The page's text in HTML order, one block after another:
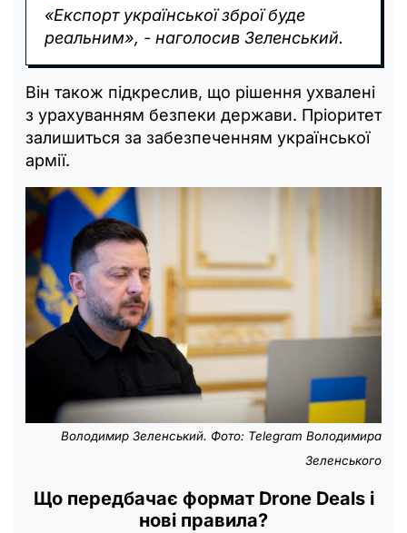
«Експорт української зброї буде
реальним», - наголосив Зеленський.
Він також підкреслив, що рішення ухвалені
з урахуванням безпеки держави. Пріоритет
залишиться за забезпеченням української
армії.
Володимир Зеленський. Фото: Telegram Володимира
Зеленського
Що передбачає формат Drone Deals і
нові правила?